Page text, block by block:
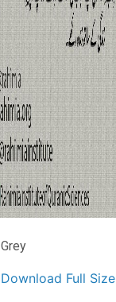
Grey
Download Full Size